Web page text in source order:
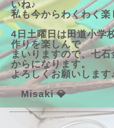
いね♪
私も今からわくわく
4日土曜日は田道小学
作りを楽しんで
まいりますので、七
からになります。
よろしくお願いします
Misaki 💎